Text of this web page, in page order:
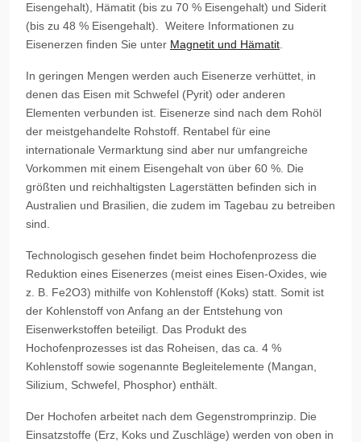
Eisengehalt), Hämatit (bis zu 70 % Eisengehalt) und Siderit
(bis zu 48 % Eisengehalt). Weitere Informationen zu
Eisenerzen finden Sie unter Magnetit und Hämatit
In geringen Mengen werden auch Eisenerze verhüttet, in
denen das Eisen mit Schwefel (Pyrit) oder anderen
Elementen verbunden ist. Eisenerze sind nach dem Rohöl
der meistgehandelte Rohstoff. Rentabel für eine
internationale Vermarktung sind aber nur umfangreiche
Vorkommen mit einem Eisengehalt von über 60 %. Die
größten und reichhaltigsten Lagerstätten befinden sich in
Australien und Brasilien, die zudem im Tagebau zu betreiben
sind.
Technologisch gesehen findet beim Hochofenprozess die
Reduktion eines Eisenerzes (meist eines Eisen-Oxides, wie
z. B. Fe2O3) mithilfe von Kohlenstoff (Koks) statt. Somit ist
der Kohlenstoff von Anfang an der Entstehung von
Eisenwerkstoffen beteiligt. Das Produkt des
Hochofenprozesses ist das Roheisen, das ca. 4 %
Kohlenstoff sowie sogenannte Begleitelemente (Mangan,
Silizium, Schwefel, Phosphor) enthält.
Der Hochofen arbeitet nach dem Gegenstromprinzip. Die
Einsatzstoffe (Erz, Koks und Zuschläge) werden von oben in